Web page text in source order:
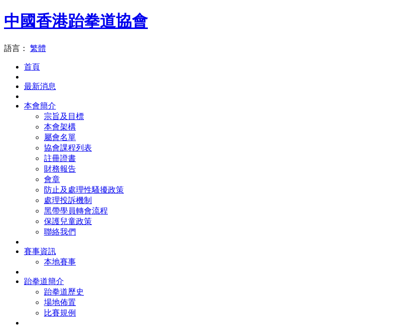
中國香港跆拳道協會
語言： 繁體
首頁
最新消息
本會簡介
宗旨及目標
本會架構
屬會名單
協會課程列表
註冊證書
財務報告
會章
防止及處理性騷擾政策
處理投訴機制
黑帶學員轉會流程
保護兒童政策
聯絡我們
賽事資訊
本地賽事
跆拳道簡介
跆拳道歷史
場地佈置
比賽規例